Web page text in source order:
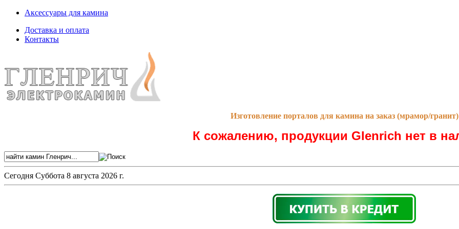
Аксессуары для камина
Доставка и оплата
Контакты
Изготовление порталов для камина на заказ (мрамор/гранит)
К сожалению, продукции Glenrich нет в
Сегодня Суббота 8 августа 2026 г.